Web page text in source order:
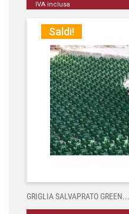
IVA inclusa
Saldi!
GRIGLIA SALVAPRATO GREEN...